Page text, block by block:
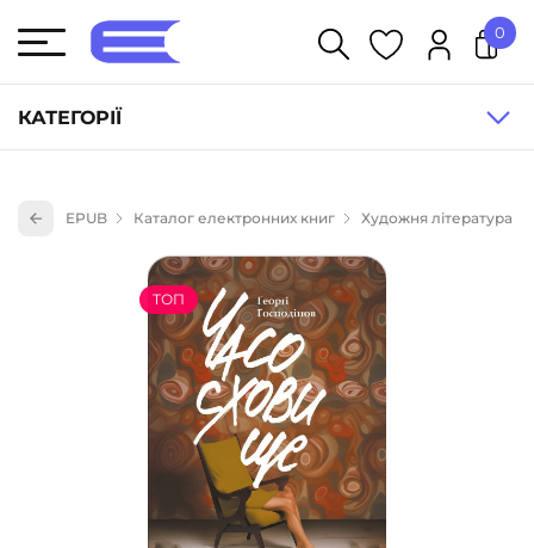
КАТЕГОРІЇ
Книги для дітей (836)
Книги для підлітків (240)
Науково-популярна література (1015)
Навчальна література та посібники (527)
Енциклопедії, довідники, словники (55)
Подарункові сертифікати (1)
0
EPUB Каталог електронних книг Художня література
ТОП